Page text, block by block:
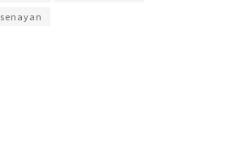
senayan